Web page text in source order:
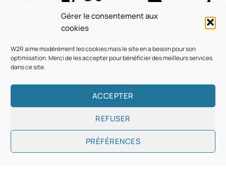
Gérer le consentement aux
cookies
W2R aime modérément les cookies mais le site en a besoin pour son
optimisation. Merci de les accepter pour bénéficier des meilleurs services
dans ce site.
ACCEPTER
REFUSER
PRÉFÉRENCES
MUSICALE
Souvenir : 1996
On05/03/2026byWebmaster2Risi
Copyright © 2026
Designed & Developed byThemeinWP Team